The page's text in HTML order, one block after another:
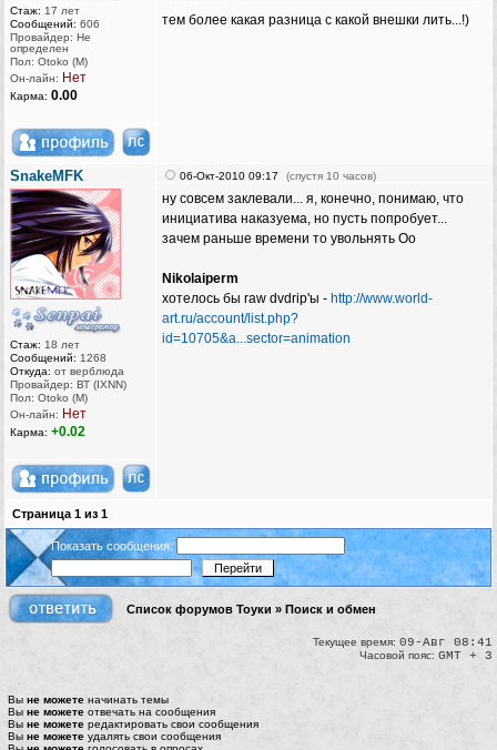
Стаж: 17 лет
Сообщений: 606
Провайдер: Не
определен
Пол: Otoko (M)
Он-лайн: Нет
Карма: 0.00
тем более какая разница с какой внешки лить...!)
SnakeMFK
Стаж: 18 лет
Сообщений: 1268
Откуда: от верблюда
Провайдер: ВТ (IXNN)
Пол: Otoko (M)
Он-лайн: Нет
Карма: +0.02
06-Окт-2010 09:17 (спустя 10 часов)
ну совсем заклевали... я, конечно, понимаю, что
инициатива наказуема, но пусть попробует...
зачем раньше времени то увольнять Оо
Nikolaiperm
хотелось бы raw dvdrip'ы - http://www.world-
art.ru/account/list.php?
id=10705&a...sector=animation
Страница 1 из 1
Показать сообщения:
Список форумов Тоуки » Поиск и обмен
Текущее время: 09-Авг 08:41
Часовой пояс: GMT + 3
Вы не можете начинать темы
Вы не можете отвечать на сообщения
Вы не можете редактировать свои сообщения
Вы не можете удалять свои сообщения